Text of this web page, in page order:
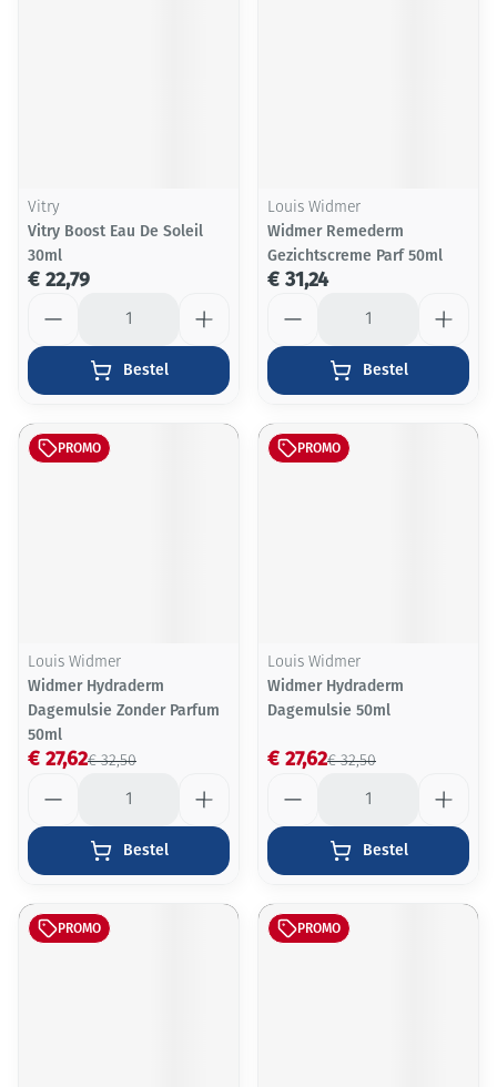
Vitry
Vitry Boost Eau De Soleil
30ml
€ 22,79
Bestel
Louis Widmer
Widmer Remederm
Gezichtscreme Parf 50ml
€ 31,24
Bestel
PROMO
Louis Widmer
Widmer Hydraderm
Dagemulsie Zonder Parfum
50ml
€ 32,50
€ 27,62
Bestel
PROMO
Louis Widmer
Widmer Hydraderm
Dagemulsie 50ml
€ 32,50
€ 27,62
Bestel
PROMO PROMO